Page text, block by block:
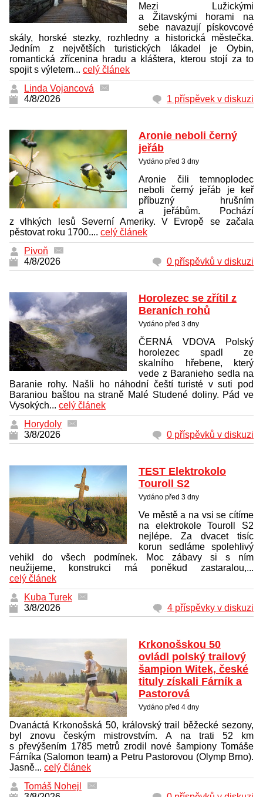
Mezi Lužickými
a Žitavskými horami na
sebe navazují pískovcové
skály, horské stezky, rozhledny a historická městečka.
Jedním z největších turistických lákadel je Oybin,
romantická zřícenina hradu a kláštera, kterou stojí za to
spojit s výletem... celý článek
Linda Vojancová
4/8/2026
1 příspěvek v diskuzi
Aronie neboli černý
jeřáb
Vydáno před 3 dny
Aronie čili temnoplodec
neboli černý jeřáb je keř
příbuzný hrušním
a jeřábům. Pochází
z vlhkých lesů Severní Ameriky. V Evropě se začala
pěstovat roku 1700.... celý článek
Pivoň
4/8/2026
0 příspěvků v diskuzi
Horolezec se zřítil z
Beraních rohů
Vydáno před 3 dny
ČERNÁ VDOVA Polský
horolezec spadl ze
skalního hřebene, který
vede z Baranieho sedla na
Baranie rohy. Našli ho náhodní čeští turisté v suti pod
Baraniou baštou na straně Malé Studené doliny. Pád ve
Vysokých... celý článek
Horydoly
3/8/2026
0 příspěvků v diskuzi
TEST Elektrokolo
Touroll S2
Vydáno před 3 dny
Ve městě a na vsi se cítíme
na elektrokole Touroll S2
nejlépe. Za dvacet tisíc
korun sedláme spolehlivý
vehikl do všech podmínek. Moc zábavy si s ním
neužijeme, konstrukci má poněkud zastaralou,...
celý článek
Kuba Turek
3/8/2026
4 příspěvky v diskuzi
Krkonošskou 50
ovládl polský trailový
šampion Witek, české
tituly získali Fárník a
Pastorová
Vydáno před 4 dny
Dvanáctá Krkonošská 50, královský trail běžecké sezony,
byl znovu českým mistrovstvím. A na trati 52 km
s převýšením 1785 metrů zrodil nové šampiony Tomáše
Fárníka (Salomon team) a Petru Pastorovou (Olymp Brno).
Jasně... celý článek
Tomáš Nohejl